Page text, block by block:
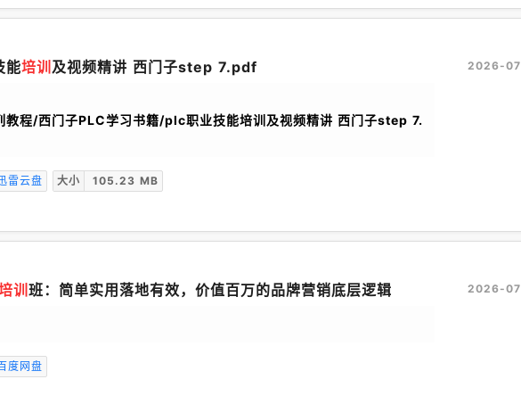
能培训 及视频精讲 西门子step 7.pdf
教程/西门子PLC学习书籍/plc职业技能培训及视频精讲 西门子step 7.
雷云盘 大小 105.23 MB
2026-
训 班：简单实用落地有效，价值百万的品牌营销底层逻辑
度网盘
2026-